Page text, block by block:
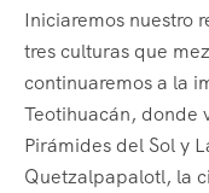
Iniciaremos nuestro
tres culturas que
continuaremos a la
Teotihuacán, donde
Pirámides del Sol y
Quetzalpapalotl, la